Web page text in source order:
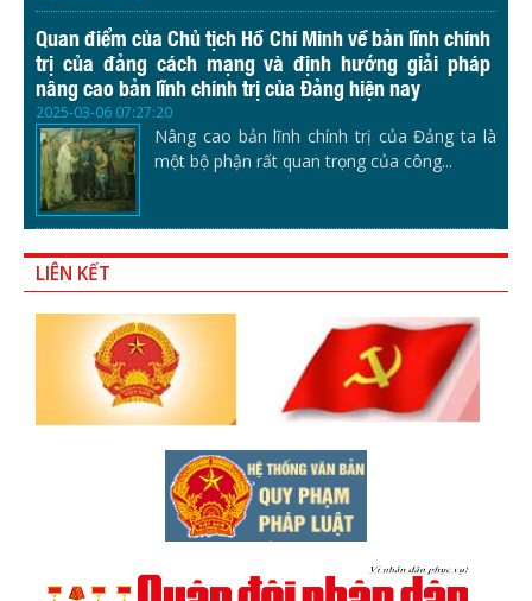
Quan điểm của Chủ tịch Hồ Chí Minh về bản lĩnh chính
trị của đảng cách mạng và định hướng giải pháp
nâng cao bản lĩnh chính trị của Đảng hiện nay
2025-03-06 07:27:20
Nâng cao bản lĩnh chính trị của Đảng ta là
một bộ phận rất quan trọng của công...
LIÊN KẾT